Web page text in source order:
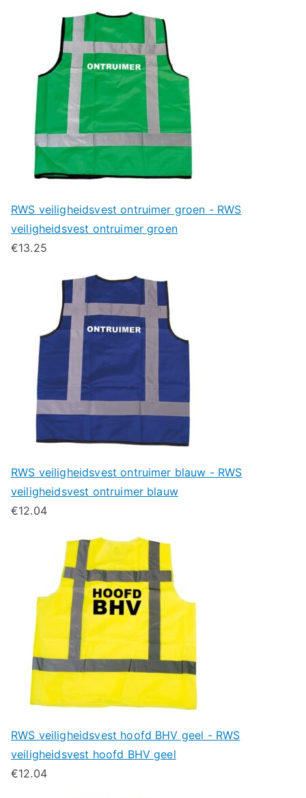
RWS veiligheidsvest ontruimer groen - RWS
veiligheidsvest ontruimer groen
€13.25
RWS veiligheidsvest ontruimer blauw - RWS
veiligheidsvest ontruimer blauw
€12.04
RWS veiligheidsvest hoofd BHV geel - RWS
veiligheidsvest hoofd BHV geel
€12.04